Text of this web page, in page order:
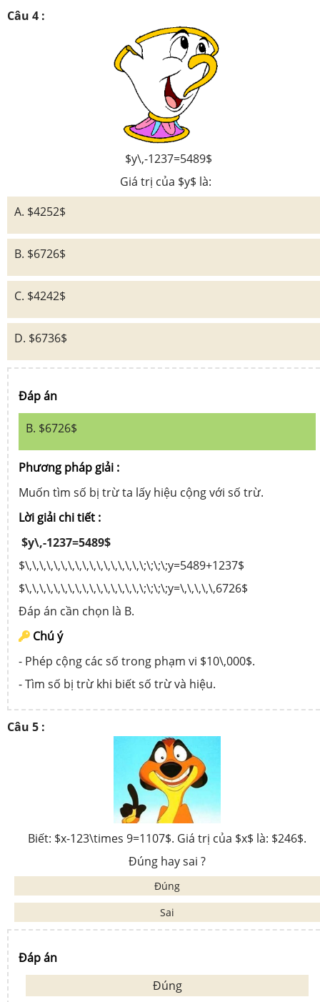
Câu 4 :
$y\,-1237=5489$
Giá trị của $y$ là:
A. $4252$
B. $6726$
C. $4242$
D. $6736$
Đáp án
B. $6726$
Phương pháp giải :
Muốn tìm số bị trừ ta lấy hiệu cộng với số trừ.
Lời giải chi tiết :
$y\,-1237=5489$
$\,\,\,\,\,\,\,\,\,\,\,\,\,\,\,\,\;\;\;\;y=5489+1237$
$\,\,\,\,\,\,\,\,\,\,\,\,\,\,\,\,\;\;\;\;y=\,\,\,\,\,6726$
Đáp án cần chọn là B.
Chú ý
- Phép cộng các số trong phạm vi $10\,000$.
- Tìm số bị trừ khi biết số trừ và hiệu.
Câu 5 :
Biết: $x-123\times 9=1107$. Giá trị của $x$ là: $246$.
Đúng hay sai ?
Đúng
Sai
Đáp án
Đúng